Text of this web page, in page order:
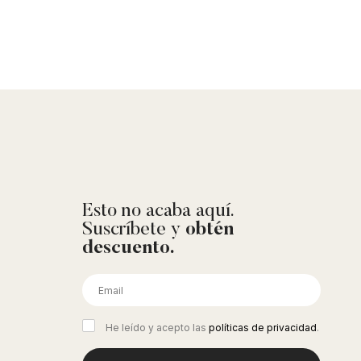
Esto no acaba aquí.
Suscríbete y obtén
descuento.
He leído y acepto las políticas de privacidad.